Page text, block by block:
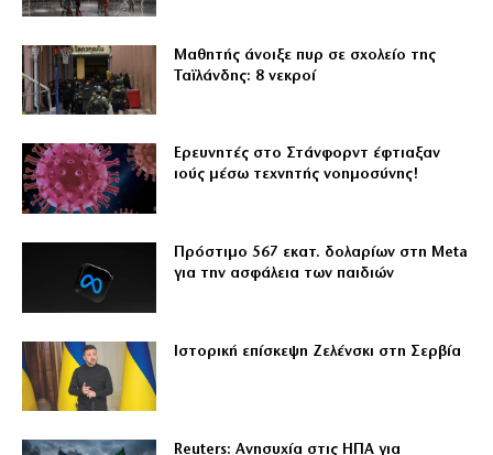
Μαθητής άνοιξε πυρ σε σχολείο της
Ταϊλάνδης: 8 νεκροί
Ερευνητές στο Στάνφορντ έφτιαξαν
ιούς μέσω τεχνητής νοημοσύνης!
Πρόστιμο 567 εκατ. δολαρίων στη Meta
για την ασφάλεια των παιδιών
Ιστορική επίσκεψη Ζελένσκι στη Σερβία
Reuters: Ανησυχία στις ΗΠΑ για